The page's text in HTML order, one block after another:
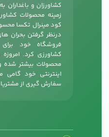
کشاورزان و باغداران
زمینه محصولات
کود مینرال تکسا
درنظر گرفتن بحران
فروشگاه خود
کشاورزی کرد.
محصولات بیشتر شده و
اینترنتی خود گامی
سفارش گیری از